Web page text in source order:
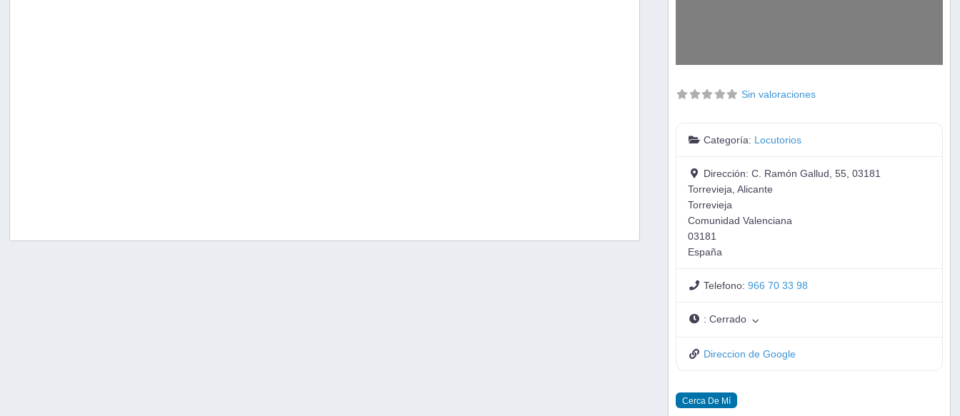
Sin valoraciones
Categoría: Locutorios
Dirección: C. Ramón Gallud, 55, 03181
Torrevieja, Alicante
Torrevieja
Comunidad Valenciana
03181
España
Telefono: 966 70 33 98
: Cerrado
Direccion de Google
Cerca De Mí